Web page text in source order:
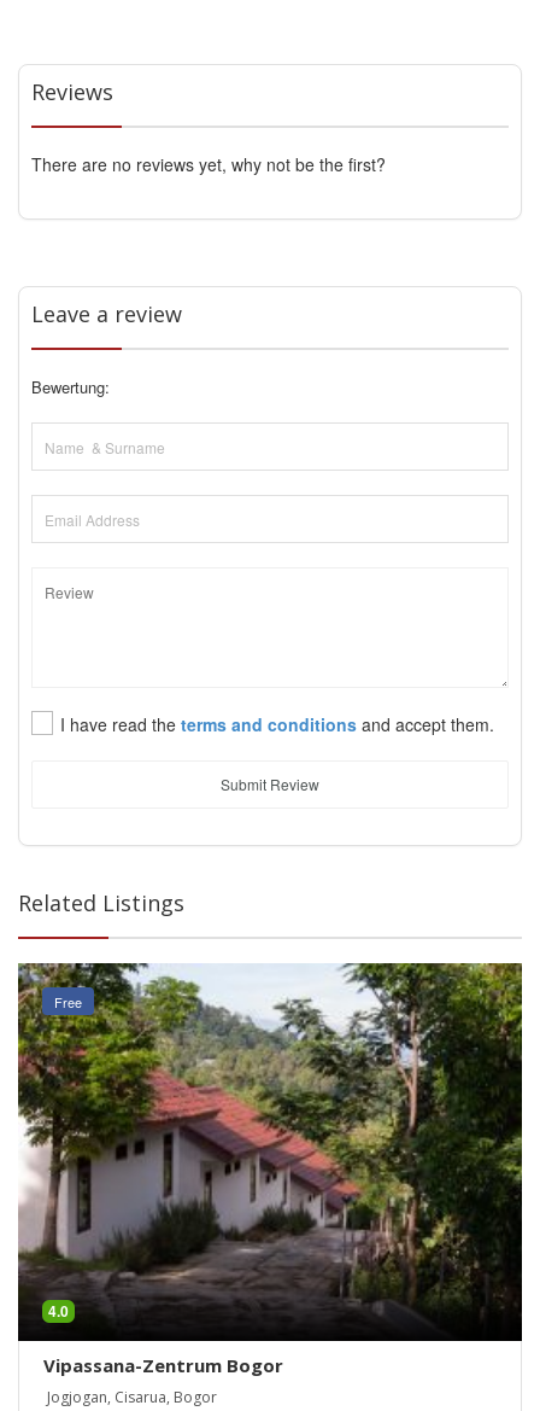
Reviews
There are no reviews yet, why not be the first?
Leave a review
Bewertung:
I have read the terms and conditions and accept them.
Submit Review
Related Listings
Free
4.0
Vipassana-Zentrum Bogor
Jogjogan, Cisarua, Bogor